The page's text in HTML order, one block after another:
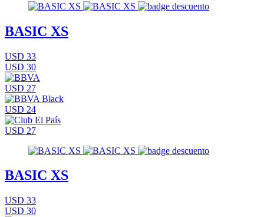
BASIC XS
USD 33
USD 30
USD 27
USD 24
USD 27
BASIC XS
USD 33
USD 30